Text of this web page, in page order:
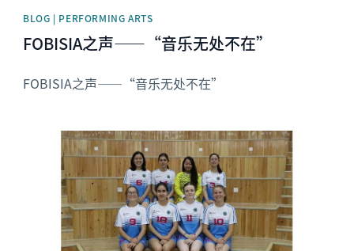
BLOG | PERFORMING ARTS
FOBISIA之声——“音乐无处不在”
FOBISIA之声——“音乐无处不在”
News image